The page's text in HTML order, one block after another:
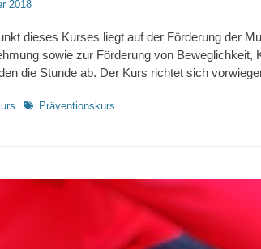
2018
dieses Kurses liegt auf der Förderung der
sowie zur Förderung von Beweglichkeit,
die Stunde ab. Der Kurs richtet sich
Schlagworte
Präventionskurs